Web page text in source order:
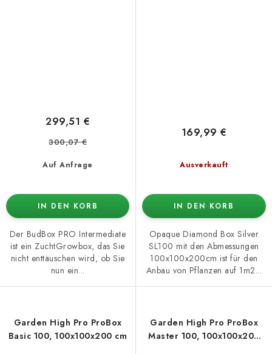
Auf Anfrage
299,51 €
300,07 €
IN DEN KORB
Der BudBox PRO Intermediate
ist ein ZuchtGrowbox, das Sie
nicht enttäuschen wird, ob Sie
nun ein...
Ausverkauft
169,99 €
IN DEN KORB
Opaque Diamond Box Silver
SL100 mit den Abmessungen
100x100x200cm ist für den
Anbau von Pflanzen auf 1m2...
Garden High Pro ProBox
Basic 100, 100x100x200 cm
Garden High Pro ProBox
Master 100, 100x100x200